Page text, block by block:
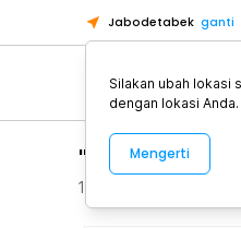
Jabodetabek ganti
"fitting lamp
113
Silakan ubah lokasi
dengan lokasi Anda.
Mengerti